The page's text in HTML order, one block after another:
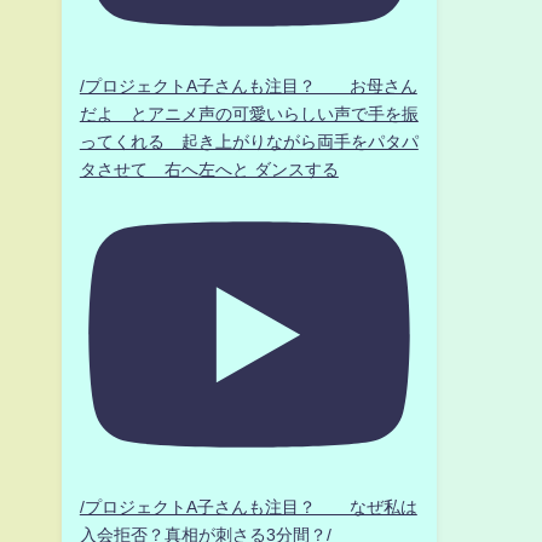
/プロジェクトA子さんも注目？ お母さん
だよ とアニメ声の可愛いらしい声で手を振
ってくれる 起き上がりながら両手をパタパ
タさせて 右へ左へと ダンスする
/プロジェクトA子さんも注目？ なぜ私は
入会拒否？真相が刺さる3分間？/